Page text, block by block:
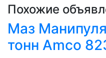
Похожие
Маз
тонн Amco